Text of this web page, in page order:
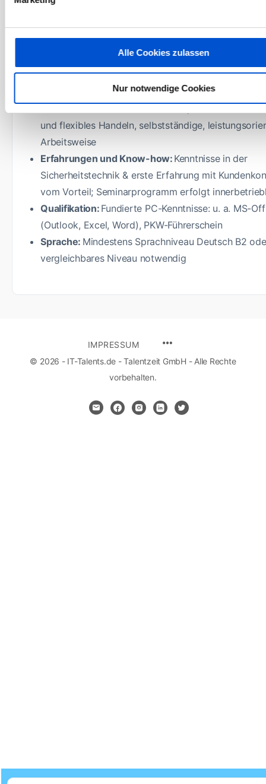
Alle Cookies zulassen
Nur notwendige Cookies
der Elektrotechnik, bspw. in den Fachrichtungen
Telekommunikationssysteme oder vergleichbare
Fachrichtungen mit Willen zur Weiterentwicklung
Persönlichkeit und
und flexibles Handeln, selbstständige,
Arbeitsweise
Erfahrungen und Know-how: Kenntnisse in der
Sicherheitstechnik & erste Erfahrung mit
vom Vorteil; Seminarprogramm erfolgt
Qualifikation: Fundierte PC-Kenntnisse: u. a. MS-
(Outlook, Excel, Word), PKW-Führerschein
Sprache: Mindestens Sprachniveau Deutsch B2
vergleichbares Niveau notwendig
IMPRESSUM
© 2026 - IT-Talents.de - Talentzeit GmbH - Alle Rechte
vorbehalten.